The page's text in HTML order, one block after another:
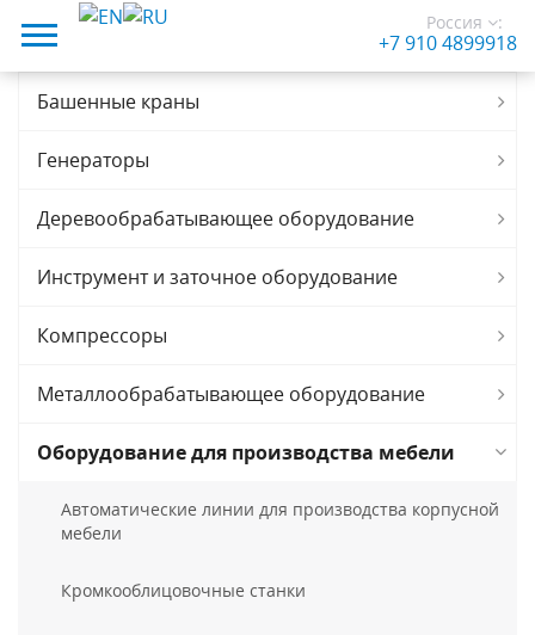
Россия
+7 910 4899918
:
Башенные краны
Генераторы
Деревообрабатывающее оборудование
Инструмент и заточное оборудование
Компрессоры
Металлообрабатывающее оборудование
Оборудование для производства мебели
Автоматические линии для производства корпусной
мебели
Кромкооблицовочные станки